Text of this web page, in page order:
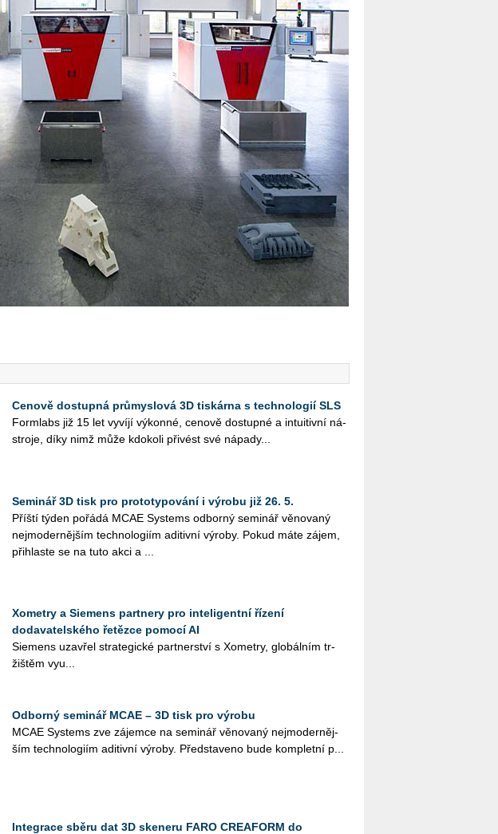
Cenově dostupná průmyslová 3D tiskárna s technologií SLS
Form­labs již 15 let vy­ví­jí vý­kon­né, ce­no­vě do­stup­né a in­tu­i­tiv­ní ná­
stro­je, díky nimž může kdo­ko­li při­vést své ná­pa­dy...
Seminář 3D tisk pro prototypování i výrobu již 26. 5.
Příští týden po­řá­dá MCAE Sys­tems od­bor­ný se­mi­nář vě­no­va­ný
nej­mo­der­něj­ším tech­no­lo­giím adi­tiv­ní vý­ro­by. Pokud máte zájem,
při­hlas­te se na tuto akci a ...
Xometry a Siemens partnery pro inteligentní řízení
dodavatelského řetězce pomocí AI
Sie­mens uza­vřel stra­te­gic­ké part­ner­ství s Xo­me­t­ry, glo­bál­ním tr­
žiš­těm vy­u...
Odborný seminář MCAE – 3D tisk pro výrobu
MCAE Sys­tems zve zá­jem­ce na se­mi­nář vě­no­va­ný nej­mo­der­něj­
ším tech­no­lo­giím adi­tiv­ní vý­ro­by. Před­sta­ve­no bude kom­plet­ní p...
Integrace sběru dat 3D skeneru FARO CREAFORM do